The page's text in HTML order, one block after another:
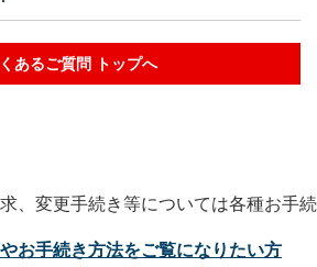
あるご質問 トップへ
お手続き方法をご覧になりたい方